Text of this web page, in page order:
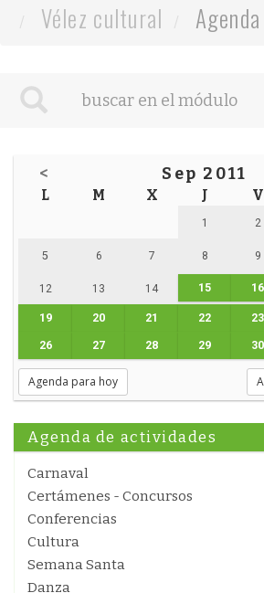
Vélez cultural
< Sep 2011
L M X J V
1 2
5 6 7 8 9
12 13 14 15 16
19 20 21 22 23
26 27 28 29 30
Agenda para hoy
Agenda de actividades
Carnaval
Certámenes - Concursos
Conferencias
Cultura
Semana Santa
Danza